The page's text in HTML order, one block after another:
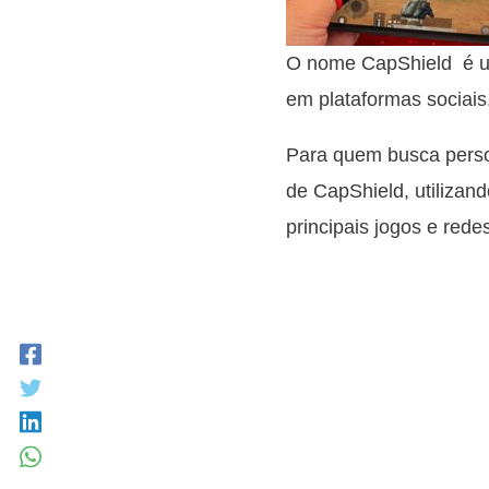
O nome CapShield é
em plataformas
Para quem busca
de CapShield,
principais jogos e